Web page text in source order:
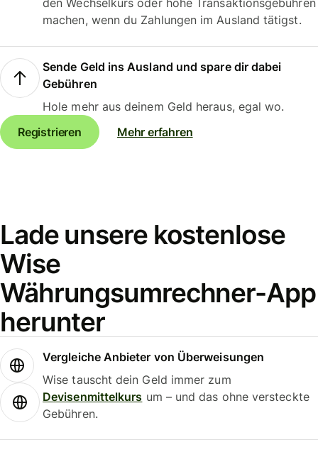
den Wechselkurs oder hohe Transaktionsgebühren
machen, wenn du Zahlungen im Ausland tätigst.
Sende Geld ins Ausland und spare dir dabei
Gebühren
Hole mehr aus deinem Geld heraus, egal wo.
Registrieren
Mehr erfahren
Lade unsere kostenlose
Wise
Währungsumrechner-App
herunter
Vergleiche Anbieter von Überweisungen
Wise tauscht dein Geld immer zum
Devisenmittelkurs um – und das ohne versteckte
Gebühren.